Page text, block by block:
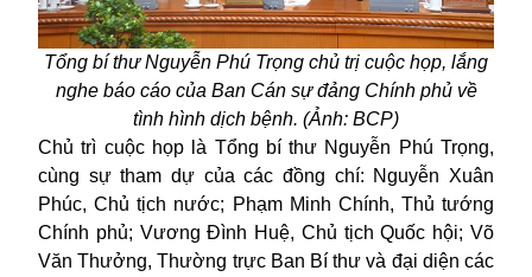
Tổng bí thư Nguyễn Phú Trọng chủ trị cuộc họp, lắng
nghe báo cáo của Ban Cán sự đảng Chính phủ về
tình hình dịch bệnh. (Ảnh: BCP)
Chủ trì cuộc họp là Tổng bí thư Nguyễn Phú Trọng,
cùng sự tham dự của các đồng chí: Nguyễn Xuân
Phúc, Chủ tịch nước; Phạm Minh Chính, Thủ tướng
Chính phủ; Vương Đình Huệ, Chủ tịch Quốc hội; Võ
Văn Thưởng, Thường trực Ban Bí thư và đại diện các